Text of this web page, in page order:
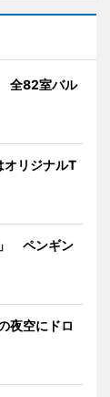
全82室バル
リジナルT
」 ペンギン
夜空にドロ